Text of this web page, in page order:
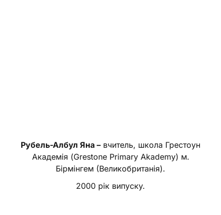
Рубель-Албул Яна – вчитель, школа Грестоун
Академія (Grestone Primary Akademy) м.
Бірмінгем (Великобританія).
2000 рік випуску.